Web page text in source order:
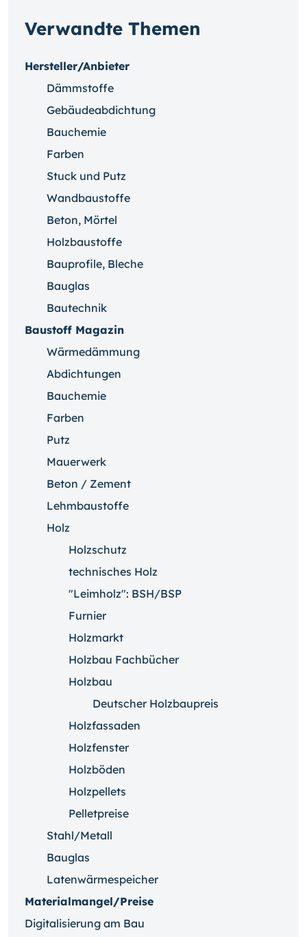
Verwandte Themen
Hersteller/Anbieter
Dämmstoffe
Gebäudeabdichtung
Bauchemie
Farben
Stuck und Putz
Wandbaustoffe
Beton, Mörtel
Holzbaustoffe
Bauprofile, Bleche
Bauglas
Bautechnik
Baustoff Magazin
Wärmedämmung
Abdichtungen
Bauchemie
Farben
Putz
Mauerwerk
Beton / Zement
Lehmbaustoffe
Holz
Holzschutz
technisches Holz
"Leimholz": BSH/BSP
Furnier
Holzmarkt
Holzbau Fachbücher
Holzbau
Deutscher Holzbaupreis
Holzfassaden
Holzfenster
Holzböden
Holzpellets
Pelletpreise
Stahl/Metall
Bauglas
Latenwärmespeicher
Materialmangel/Preise
Digitalisierung am Bau